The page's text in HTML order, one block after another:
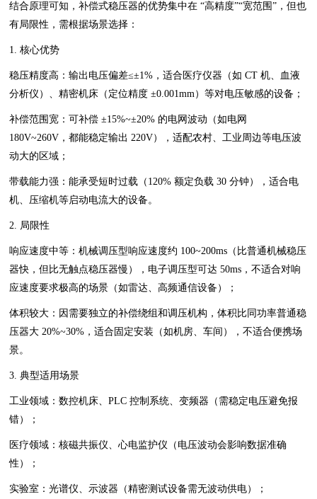
结合原理可知，补偿式稳压器的优势集中在 “高精度”“宽范围”，但也
有局限性，需根据场景选择：
1. 核心优势
稳压精度高：输出电压偏差≤±1%，适合医疗仪器（如 CT 机、血液
分析仪）、精密机床（定位精度 ±0.001mm）等对电压敏感的设备；
补偿范围宽：可补偿 ±15%~±20% 的电网波动（如电网
180V~260V，都能稳定输出 220V），适配农村、工业周边等电压波
动大的区域；
带载能力强：能承受短时过载（120% 额定负载 30 分钟），适合电
机、压缩机等启动电流大的设备。
2. 局限性
响应速度中等：机械调压型响应速度约 100~200ms（比普通机械稳压
器快，但比无触点稳压器慢），电子调压型可达 50ms，不适合对响
应速度要求极高的场景（如雷达、高频通信设备）；
体积较大：因需要独立的补偿绕组和调压机构，体积比同功率普通稳
压器大 20%~30%，适合固定安装（如机房、车间），不适合便携场
景。
3. 典型适用场景
工业领域：数控机床、PLC 控制系统、变频器（需稳定电压避免报
错）；
医疗领域：核磁共振仪、心电监护仪（电压波动会影响数据准确
性）；
实验室：光谱仪、示波器（精密测试设备需无波动供电）；